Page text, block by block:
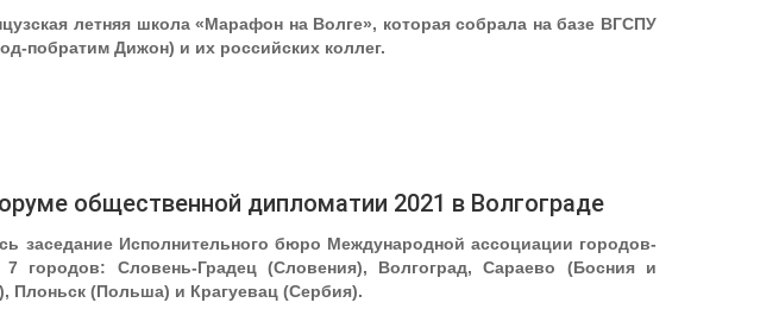
летняя школа «Марафон на Волге», которая собрала на базе ВГСПУ
побратим Дижон) и их российских коллег.
общественной дипломатии 2021 в Волгограде
заседание Исполнительного бюро Международной ассоциации городов-
Словень-Градец (Словения), Волгоград, Сараево (Босния и
Плоньск (Польша) и Крагуевац (Сербия).